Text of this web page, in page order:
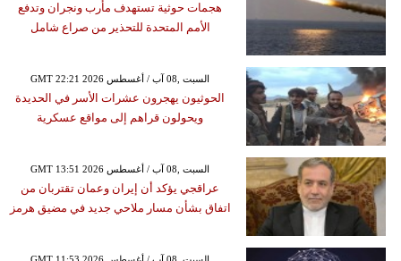
هجمات حوثية تستهدف مأرب ونجران وتدفع
الأمم المتحدة للتحذير من صراع شامل
GMT 22:21 2026 السبت ,08 آب / أغسطس
الحوثيون يهجرون عشرات الأسر في الحديدة
ويحولون قراهم إلى مواقع عسكرية
GMT 13:51 2026 السبت ,08 آب / أغسطس
عراقجي يؤكد أن إيران وعمان تقتربان من
اتفاق بشأن مسار ملاحي جديد في مضيق هرمز